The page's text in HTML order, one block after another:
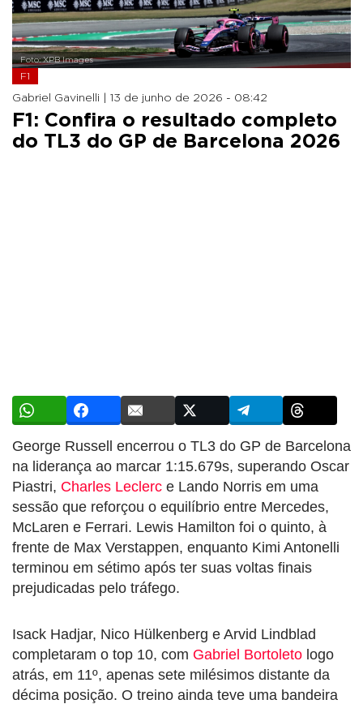
Foto: XPB Images
F1
Gabriel Gavinelli | 13 de junho de 2026 - 08:42
F1: Confira o resultado completo
do TL3 do GP de Barcelona 2026
George Russell encerrou o TL3 do GP de Barcelona
na liderança ao marcar 1:15.679s, superando Oscar
Piastri, Charles Leclerc e Lando Norris em uma
sessão que reforçou o equilíbrio entre Mercedes,
McLaren e Ferrari. Lewis Hamilton foi o quinto, à
frente de Max Verstappen, enquanto Kimi Antonelli
terminou em sétimo após ter suas voltas finais
prejudicadas pelo tráfego.
Isack Hadjar, Nico Hülkenberg e Arvid Lindblad
completaram o top 10, com Gabriel Bortoleto logo
atrás, em 11º, apenas sete milésimos distante da
décima posição. O treino ainda teve uma bandeira